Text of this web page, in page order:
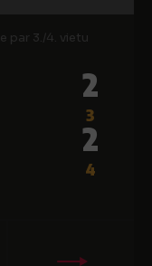
par 3./4. vietu
2
3
2
4